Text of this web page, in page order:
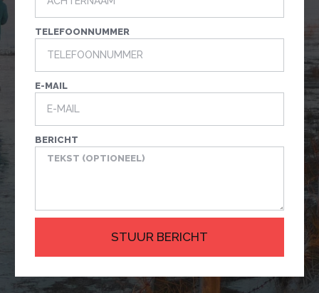
TELEFOONNUMMER
E-MAIL
BERICHT
STUUR BERICHT